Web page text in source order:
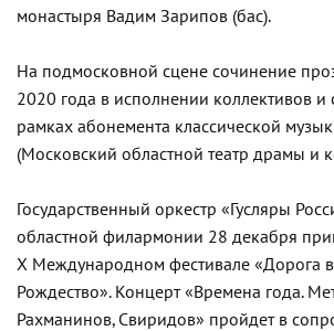
монастыря Вадим Зарипов (бас).
На подмосковной сцене сочинение
2020 года в исполнении коллективов
рамках абонемента классической
(Московский областной театр драмы и
Государственный оркестр «Гусляры
областной филармонии 28 декабря
X Международном фестивале «Дорога в
Рождество». Концерт «Времена года.
Рахманинов, Свиридов» пройдет в